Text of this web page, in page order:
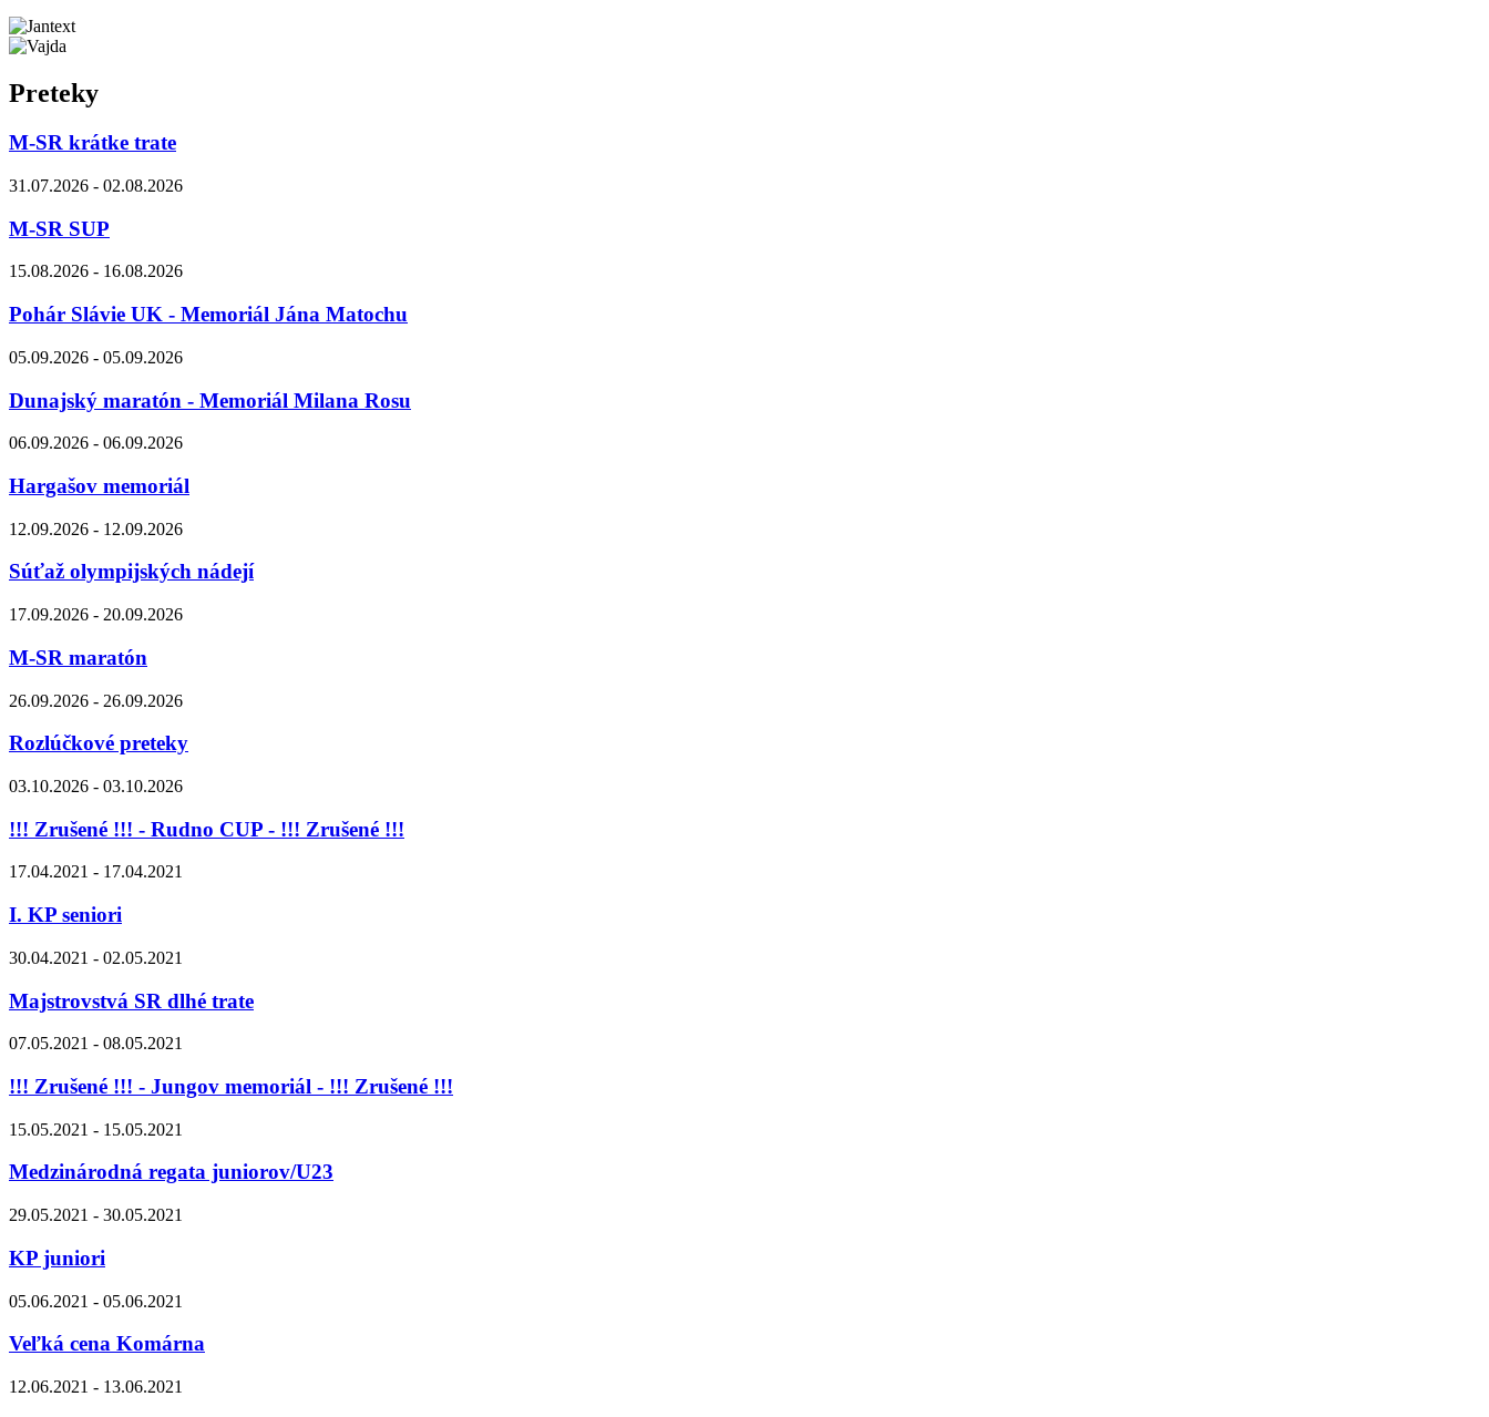
Preteky
M-SR krátke trate
31.07.2026 - 02.08.2026
M-SR SUP
15.08.2026 - 16.08.2026
Pohár Slávie UK - Memoriál Jána Matochu
05.09.2026 - 05.09.2026
Dunajský maratón - Memoriál Milana Rosu
06.09.2026 - 06.09.2026
Hargašov memoriál
12.09.2026 - 12.09.2026
Súťaž olympijských nádejí
17.09.2026 - 20.09.2026
M-SR maratón
26.09.2026 - 26.09.2026
Rozlúčkové preteky
03.10.2026 - 03.10.2026
!!! Zrušené !!! - Rudno CUP - !!! Zrušené !!!
17.04.2021 - 17.04.2021
I. KP seniori
30.04.2021 - 02.05.2021
Majstrovstvá SR dlhé trate
07.05.2021 - 08.05.2021
!!! Zrušené !!! - Jungov memoriál - !!! Zrušené !!!
15.05.2021 - 15.05.2021
Medzinárodná regata juniorov/U23
29.05.2021 - 30.05.2021
KP juniori
05.06.2021 - 05.06.2021
Veľká cena Komárna
12.06.2021 - 13.06.2021